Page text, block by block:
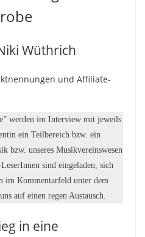
Wüthrich
und Affiliate-
werden im Interview mit jeweils
ein Teilbereich bzw. ein
bzw. unseres Musikvereinswesen
sind eingeladen, sich
im Kommentarfeld unter dem
auf einen regen Austausch.
in eine